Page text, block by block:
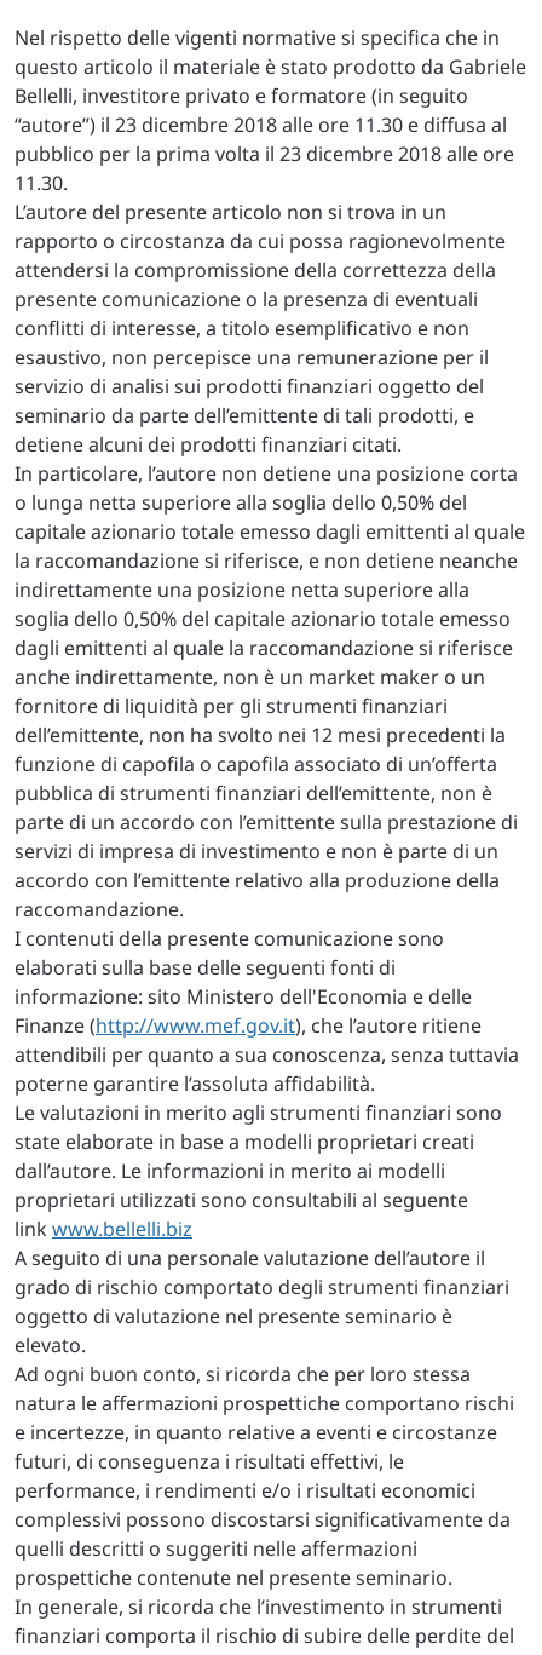
Nel rispetto delle vigenti normative si specifica che in
questo articolo il materiale è stato prodotto da Gabriele
Bellelli, investitore privato e formatore (in seguito
“autore”) il 23 dicembre 2018 alle ore 11.30 e diffusa al
pubblico per la prima volta il 23 dicembre 2018 alle ore
11.30.
L’autore del presente articolo non si trova in un
rapporto o circostanza da cui possa ragionevolmente
attendersi la compromissione della correttezza della
presente comunicazione o la presenza di eventuali
conflitti di interesse, a titolo esemplificativo e non
esaustivo, non percepisce una remunerazione per il
servizio di analisi sui prodotti finanziari oggetto del
seminario da parte dell’emittente di tali prodotti, e
detiene alcuni dei prodotti finanziari citati.
In particolare, l’autore non detiene una posizione corta
o lunga netta superiore alla soglia dello 0,50% del
capitale azionario totale emesso dagli emittenti al quale
la raccomandazione si riferisce, e non detiene neanche
indirettamente una posizione netta superiore alla
soglia dello 0,50% del capitale azionario totale emesso
dagli emittenti al quale la raccomandazione si riferisce
anche indirettamente, non è un market maker o un
fornitore di liquidità per gli strumenti finanziari
dell’emittente, non ha svolto nei 12 mesi precedenti la
funzione di capofila o capofila associato di un’offerta
pubblica di strumenti finanziari dell’emittente, non è
parte di un accordo con l’emittente sulla prestazione di
servizi di impresa di investimento e non è parte di un
accordo con l’emittente relativo alla produzione della
raccomandazione.
I contenuti della presente comunicazione sono
elaborati sulla base delle seguenti fonti di
informazione: sito Ministero dell'Economia e delle
Finanze (http://www.mef.gov.it), che l’autore ritiene
attendibili per quanto a sua conoscenza, senza tuttavia
poterne garantire l’assoluta affidabilità.
Le valutazioni in merito agli strumenti finanziari sono
state elaborate in base a modelli proprietari creati
dall’autore. Le informazioni in merito ai modelli
proprietari utilizzati sono consultabili al seguente
link www.bellelli.biz
A seguito di una personale valutazione dell’autore il
grado di rischio comportato degli strumenti finanziari
oggetto di valutazione nel presente seminario è
elevato.
Ad ogni buon conto, si ricorda che per loro stessa
natura le affermazioni prospettiche comportano rischi
e incertezze, in quanto relative a eventi e circostanze
futuri, di conseguenza i risultati effettivi, le
performance, i rendimenti e/o i risultati economici
complessivi possono discostarsi significativamente da
quelli descritti o suggeriti nelle affermazioni
prospettiche contenute nel presente seminario.
In generale, si ricorda che l’investimento in strumenti
finanziari comporta il rischio di subire delle perdite del